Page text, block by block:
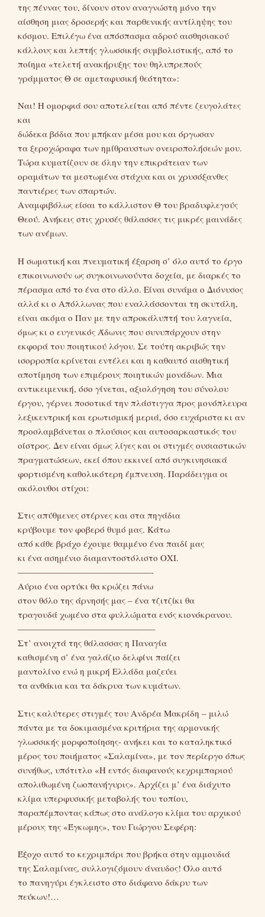
της πέννας του, δίνουν στον αναγνώστη μόνο την
αίσθηση μιας δροσερής και παρθενικής αντίληψης του
κόσμου. Επιλέγω ένα απόσπασμα αδρού αισθησιακού
κάλλους και λεπτής γλωσσικής συμβολιστικής, από το
ποίημα «τελετή ανακήρυξης του θηλυπρεπούς
γράμματος Θ σε αμεταφυσική θεότητα»:
Ναι! Η ομορφιά σου αποτελείται από πέντε ζευγολάτες
και
δώδεκα βόδια που μπήκαν μέσα μου και όργωσαν
τα ξεροχώραφα των ημίθραυστων ονειροπολήσεών μου.
Τώρα κυματίζουν σε όλην την επικράτειαν των
οραμάτων τα μεστωμένα στάχυα και οι χρυσόξανθες
παντιέρες των σπαρτών.
Αναμφιβόλως είσαι το κάλλιστον Θ του βραδυφλεγούς
Θεού. Ανήκεις στις χρυσές θάλασσες τις μικρές μαινάδες
των ανέμων.
Η σωματική και πνευματική έξαρση σ’ όλο αυτό το έργο
επικοινωνούν ως συγκοινωνούντα δοχεία, με διαρκές το
πέρασμα από το ένα στο άλλο. Είναι συνάμα ο Διόνυσος
αλλά κι ο Απόλλωνας που εναλλάσσονται τη σκυτάλη,
είναι ακόμα ο Παν με την απροκάλυπτή του λαγνεία,
όμως κι ο ευγενικός Άδωνις που συνυπάρχουν στην
εκφορά του ποιητικού λόγου. Σε τούτη ακριβώς την
ισορροπία κρίνεται εντέλει και η καθαυτό αισθητική
αποτίμηση των επιμέρους ποιητικών μονάδων. Μια
αντικειμενική, όσο γίνεται, αξιολόγηση του σύνολου
έργου, γέρνει ποσοτικά την πλάστιγγα προς μονόπλευρα
λεξικεντρική και ερωτισμική μεριά, όσο ευχάριστα κι αν
προσλαμβάνεται ο πλούσιος και αυτοσαρκαστικός του
οίστρος. Δεν είναι όμως λίγες και οι στιγμές ουσιαστικών
πραγματώσεων, εκεί όπου εκκινεί από συγκινησιακά
φορτισμένη καθολικότερη έμπνευση. Παράδειγμα οι
ακόλουθοι στίχοι:
Στις απύθμενες στέρνες και στα πηγάδια
κρύβουμε τον φοβερό θυμό μας. Κάτω
από κάθε βράχο έχουμε θαμμένο ένα παιδί μας
κι ένα ασημένιο διαμαντοστόλιστο ΟΧΙ.
———————————————-
Αύριο ένα ορτύκι θα κρώζει πάνω
στον θόλο της άρνησής μας – ένα τζιτζίκι θα
τραγουδά χωμένο στα φυλλώματα ενός κιονόκρανου.
———————————————–
Στ’ ανοιχτά της θάλασσας η Παναγία
καθισμένη σ’ ένα γαλάζιο δελφίνι παίζει
μαντολίνο ενώ η μικρή Ελλάδα μαζεύει
τα ανθάκια και τα δάκρυα των κυμάτων.
Στις καλύτερες στιγμές του Ανδρέα Μακρίδη – μιλώ
πάντα με τα δοκιμασμένα κριτήρια της αρμονικής
γλωσσικής μορφοποίησης- ανήκει και το καταληκτικό
μέρος του ποιήματος «Σαλαμίνα», με τον περίεργο όπως
συνήθως, υπότιτλο «Η εντός διαφανούς κεχριμπαριού
απολιθωμένη ζωοπανήγυρις». Αρχίζει μ’ ένα διάχυτο
κλίμα υπερφυσικής μεταβολής του τοπίου,
παραπέμποντας κάπως στο ανάλογο κλίμα του αρχικού
μέρους της «Έγκωμης», του Γιώργου Σεφέρη:
Έξοχο αυτό το κεχριμπάρι που βρήκα στην αμμουδιά
της Σαλαμίνας, συλλογιζόμουν άναυδος! Όλο αυτό
το πανηγύρι έγκλειστο στο διάφανο δάκρυ των
πεύκων!…